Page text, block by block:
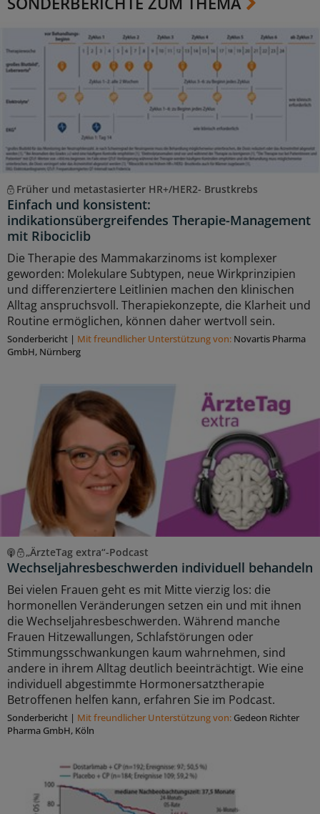
Früher und metastasierter HR+/HER2- Brustkrebs
Einfach und konsistent:
indikationsübergreifendes Therapie-Management
mit Ribociclib
Die Therapie des Mammakarzinoms ist komplexer
geworden: Molekulare Subtypen, neue Wirkprinzipien
und differenziertere Leitlinien machen den klinischen
Alltag anspruchsvoll. Therapiekonzepte, die Klarheit und
Routine ermöglichen, können daher wertvoll sein.
Sonderbericht | Mit freundlicher Unterstützung von: Novartis Pharma
GmbH, Nürnberg
„ÄrzteTag extra“-Podcast
Wechseljahresbeschwerden individuell behandeln
Bei vielen Frauen geht es mit Mitte vierzig los: die
hormonellen Veränderungen setzen ein und mit ihnen
die Wechseljahresbeschwerden. Während manche
Frauen Hitzewallungen, Schlafstörungen oder
Stimmungsschwankungen kaum wahrnehmen, sind
andere in ihrem Alltag deutlich beeinträchtigt. Wie eine
individuell abgestimmte Hormonersatztherapie
Betroffenen helfen kann, erfahren Sie im Podcast.
Sonderbericht | Mit freundlicher Unterstützung von: Gedeon Richter
Pharma GmbH, Köln